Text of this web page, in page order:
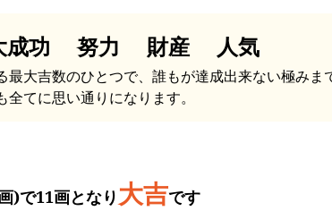
成功 努力 財産 人気
最大吉数のひとつで、誰もが達成出来ない極みま
てに思い通りになります。
)で11画となり 大吉です